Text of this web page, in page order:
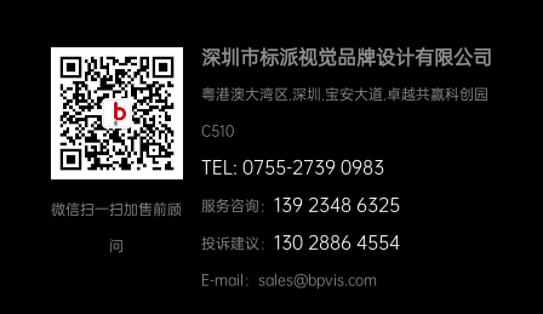
微信扫一扫加售前顾
问
深圳市标派视觉品牌设计有限公司
粤港澳大湾区.深圳.宝安大道.卓越共赢科创园
C510
TEL: 0755-2739 0983
服务咨询： 139 2348 6325
投诉建议： 130 2886 4554
E-mail：sales@bpvis.com